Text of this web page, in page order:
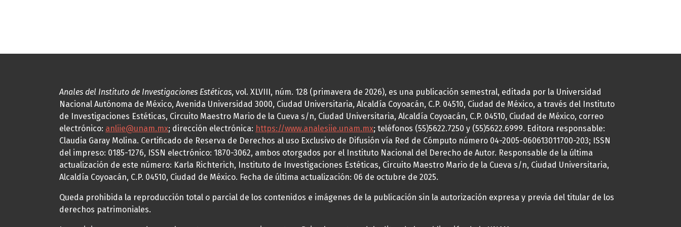
Anales del Instituto de Investigaciones Estéticas, vol. XLVIII, núm. 128 (primavera de 2026), es una publicación semestral, editada por la Universidad
Nacional Autónoma de México, Avenida Universidad 3000, Ciudad Universitaria, Alcaldía Coyoacán, C.P. 04510, Ciudad de México, a través del Instituto
de Investigaciones Estéticas, Circuito Maestro Mario de la Cueva s/n, Ciudad Universitaria, Alcaldía Coyoacán, C.P. 04510, Ciudad de México, correo
electrónico: anliie@unam.mx; dirección electrónica: https://www.analesiie.unam.mx; teléfonos (55)5622.7250 y (55)5622.6999. Editora responsable:
Claudia Garay Molina. Certificado de Reserva de Derechos al uso Exclusivo de Difusión vía Red de Cómputo número 04-2005-060613011700-203; ISSN
del impreso: 0185-1276, ISSN electrónico: 1870-3062, ambos otorgados por el Instituto Nacional del Derecho de Autor. Responsable de la última
actualización de este número: Karla Richterich, Instituto de Investigaciones Estéticas, Circuito Maestro Mario de la Cueva s/n, Ciudad Universitaria,
Alcaldía Coyoacán, C.P. 04510, Ciudad de México. Fecha de última actualización: 06 de octubre de 2025.
Queda prohibida la reproducción total o parcial de los contenidos e imágenes de la publicación sin la autorización expresa y previa del titular de los
derechos patrimoniales.